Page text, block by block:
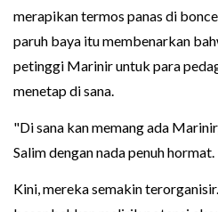
merapikan termos panas di
paruh baya itu membenarkan
petinggi Marinir untuk para
menetap di sana.
"Di sana kan memang ada
Salim dengan nada penuh hormat.
Kini, mereka semakin